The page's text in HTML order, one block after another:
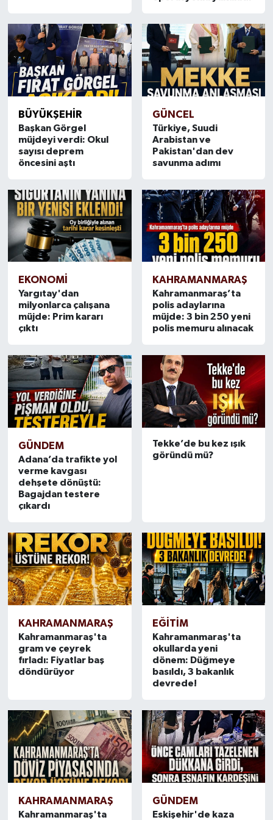
BÜYÜKŞEHİR
Başkan Görgel
müjdeyi verdi: Okul
sayısı deprem
öncesini aştı
GÜNCEL
Türkiye, Suudi
Arabistan ve
Pakistan'dan dev
savunma adımı
EKONOMI
Yargıtay'dan
milyonlarca çalışana
müjde: Prim kararı
çıktı
KAHRAMANMARAŞ
Kahramanmaraş’ta
polis adaylarına
müjde: 3 bin 250 yeni
polis memuru alınacak
GÜNDEM
Adana’da trafikte yol
verme kavgası
dehşete dönüştü:
Bagajdan testere
çıkardı
Tekke’de bu kez ışık
göründü mü?
KAHRAMANMARAŞ
Kahramanmaraş'ta
gram ve çeyrek
fırladı: Fiyatlar baş
döndürüyor
EĞİTİM
Kahramanmaraş'ta
okullarda yeni
dönem: Düğmeye
basıldı, 3 bakanlık
devrede!
KAHRAMANMARAŞ
Kahramanmaraş'ta
GÜNDEM
Eskişehir'de kaza
SAĞLIK
EĞİTİM
BÖLGE
KEŞFET
POPÜLER
TREND
MEDYA
TEKNOLOJİ
YAŞAM
KÜLTÜR SANAT